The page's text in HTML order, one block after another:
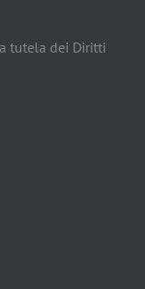
tutela dei Diritti